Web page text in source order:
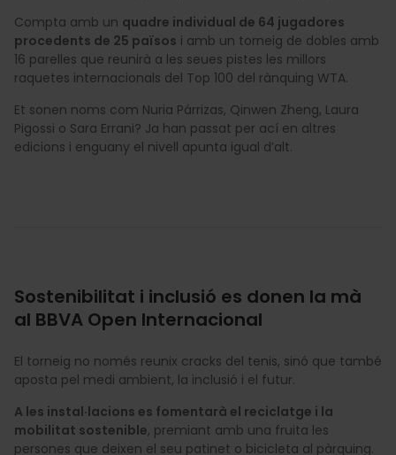
Compta amb un quadre individual de 64 jugadores
procedents de 25 països i amb un torneig de dobles amb
16 parelles que reunirà a les seues pistes les millors
raquetes internacionals del Top 100 del rànquing WTA.
Et sonen noms com Nuria Párrizas, Qinwen Zheng, Laura
Pigossi o Sara Errani? Ja han passat per ací en altres
edicions i enguany el nivell apunta igual d’alt.
Sostenibilitat i inclusió es donen la mà
al BBVA Open Internacional
El torneig no només reunix cracks del tenis, sinó que també
aposta pel medi ambient, la inclusió i el futur.
A les instal·lacions es fomentarà el reciclatge i la
mobilitat sostenible, premiant amb una fruita les
persones que deixen el seu patinet o bicicleta al pàrquing.